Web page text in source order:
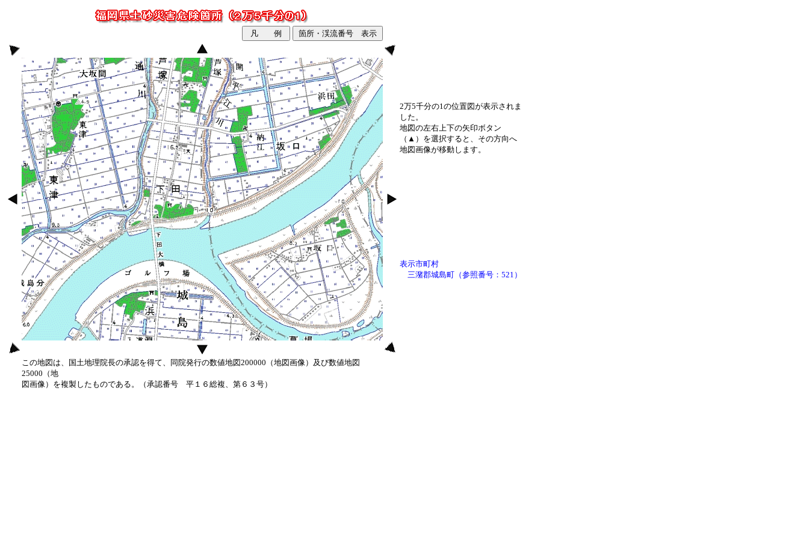
2万5千分の1の位置図が表示されま
した。
地図の左右上下の矢印ボタン
（▲）を選択すると、その方向へ
地図画像が移動します。
表示市町村
三潴郡城島町（参照番号：521）
この地図は、国土地理院長の承認を得て、同院発行の数値地図200000（地図画像）及び数値地図
25000（地
図画像）を複製したものである。（承認番号 平１６総複、第６３号）